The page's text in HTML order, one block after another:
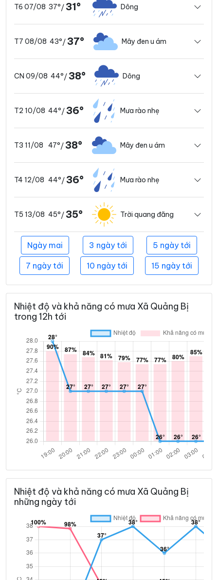
T6 07/08 37°/ 31° Dông
T7 08/08 43°/ 37° Mây đen u ám
CN 09/08 44°/ 38° Dông
T2 10/08 44°/ 36° Mưa rào nhẹ
T3 11/08 47°/ 38° Mây đen u ám
T4 12/08 44°/ 36° Mưa rào nhẹ
T5 13/08 45°/ 35° Trời quang đãng
Ngày mai 3 ngày tới 5 ngày tới
7 ngày tới 10 ngày tới 15 ngày tới
Nhiệt độ và khả năng có mưa Xã Quảng Bị
trong 12h tới
Nhiệt độ và khả năng có mưa Xã Quảng Bị
những ngày tới